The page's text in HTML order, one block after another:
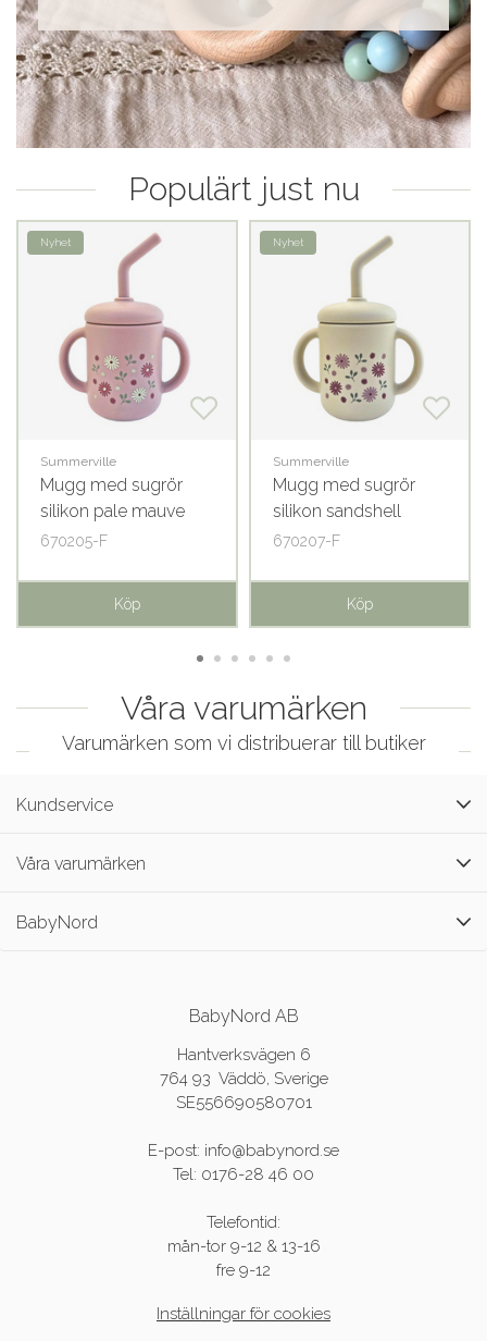
Populärt just nu
Nyhet
Summerville
Mugg med sugrör
silikon pale mauve
flowers
670205-F
Köp
Nyhet
Summerville
Mugg med sugrör
silikon sandshell
flowers
670207-F
Köp
Våra varumärken
Varumärken som vi distribuerar till butiker
Kundservice
Våra varumärken
BabyNord
BabyNord AB
Hantverksvägen 6
764 93 Väddö, Sverige
SE556690580701
E-post: info@babynord.se
Tel: 0176-28 46 00
Telefontid:
mån-tor 9-12 & 13-16
fre 9-12
Inställningar för cookies